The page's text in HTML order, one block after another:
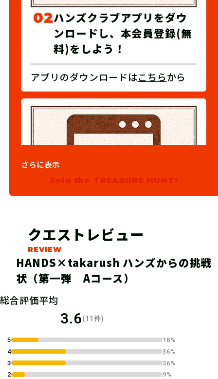
02ハンズクラブアプリをダウ
ンロードし、本会員登録(無
料)をしよう！
アプリのダウンロードはこちらから
03ハンズクラブアプリの「会
員証」タブから、「ハンズ
からの挑戦状」をタップ！
挑戦状に挑もう！
04今いる店舗を一覧から選
び、AコースかBコースを選
択して謎解きスタート！
さらに表示
Join the TREASURE HUNT!
クエストレビュー
HANDS×takarush ハンズからの挑戦
状（第一弾 Aコース）
総合評価平均
3.6(11件)
5
18%
4
36%
3
36%
2
9%